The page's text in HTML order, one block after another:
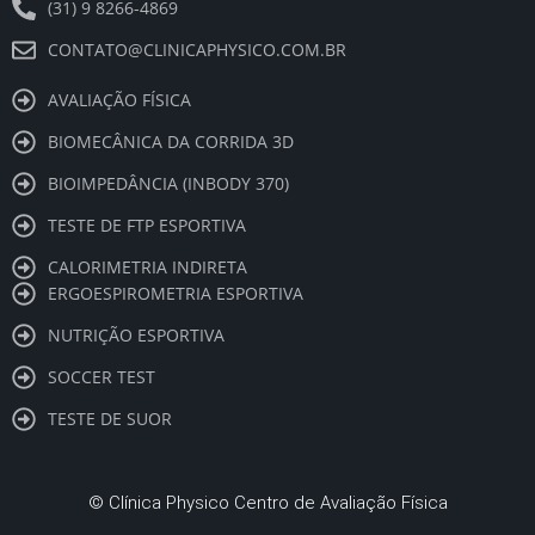
(31) 9 8266-4869
CONTATO@CLINICAPHYSICO.COM.BR
AVALIAÇÃO FÍSICA
BIOMECÂNICA DA CORRIDA 3D
BIOIMPEDÂNCIA (INBODY 370)
TESTE DE FTP ESPORTIVA
CALORIMETRIA INDIRETA
ERGOESPIROMETRIA ESPORTIVA
NUTRIÇÃO ESPORTIVA
SOCCER TEST
TESTE DE SUOR
© Clínica Physico Centro de Avaliação Física